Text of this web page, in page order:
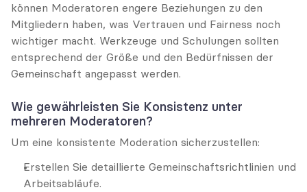
können Moderatoren engere Beziehungen zu den
Mitgliedern haben, was Vertrauen und Fairness noch
wichtiger macht. Werkzeuge und Schulungen sollten
entsprechend der Größe und den Bedürfnissen der
Gemeinschaft angepasst werden.
Wie gewährleisten Sie Konsistenz unter
mehreren Moderatoren?
Um eine konsistente Moderation sicherzustellen:
Erstellen Sie detaillierte Gemeinschaftsrichtlinien und
Arbeitsabläufe.